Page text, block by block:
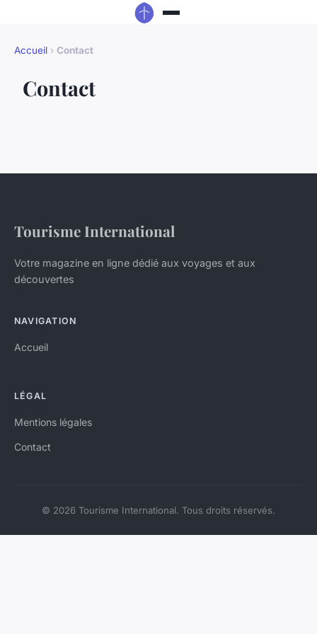
Accueil › Contact
Contact
Tourisme International
Votre magazine en ligne dédié aux voyages et aux
découvertes
NAVIGATION
Accueil
LÉGAL
Mentions légales
Contact
© 2026 Tourisme International. Tous droits réservés.